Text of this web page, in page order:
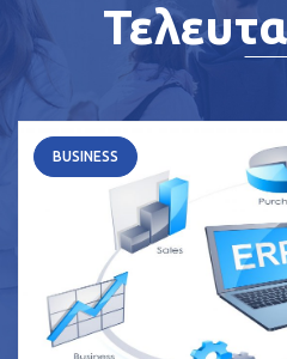
BUSINESS